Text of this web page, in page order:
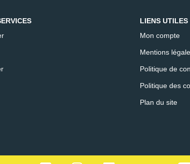
LIENS UTILES
Mon compte
Mentions
Politique de
Politique des
Plan du site